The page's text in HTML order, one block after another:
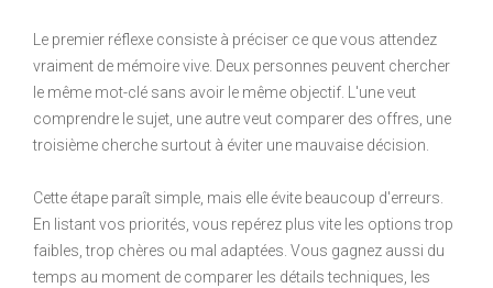
Le premier réflexe consiste à préciser ce que vous attendez
vraiment de mémoire vive. Deux personnes peuvent chercher
le même mot-clé sans avoir le même objectif. L'une veut
comprendre le sujet, une autre veut comparer des offres, une
troisième cherche surtout à éviter une mauvaise décision.
Cette étape paraît simple, mais elle évite beaucoup d'erreurs.
En listant vos priorités, vous repérez plus vite les options trop
faibles, trop chères ou mal adaptées. Vous gagnez aussi du
temps au moment de comparer les détails techniques, les